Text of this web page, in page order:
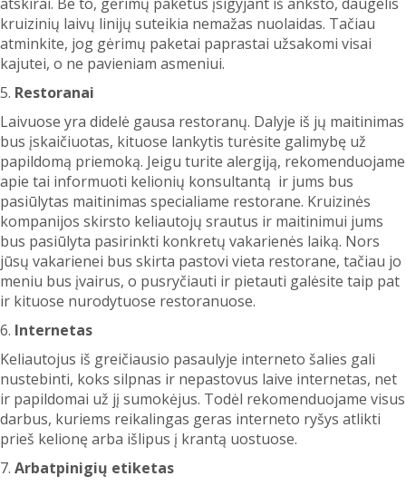
kruizinių laivų linijų suteikia nemažas nuolaidas. Tačiau
atminkite, jog gėrimų paketai paprastai užsakomi visai
kajutei, o ne pavieniam asmeniui.
5. Restoranai
Laivuose yra didelė gausa restoranų. Dalyje iš jų maitinimas
bus įskaičiuotas, kituose lankytis turėsite galimybę už
papildomą priemoką. Jeigu turite alergiją, rekomenduojame
apie tai informuoti kelionių konsultantą ir jums bus
pasiūlytas maitinimas specialiame restorane. Kruizinės
kompanijos skirsto keliautojų srautus ir maitinimui jums
bus pasiūlyta pasirinkti konkretų vakarienės laiką. Nors
jūsų vakarienei bus skirta pastovi vieta restorane, tačiau jo
meniu bus įvairus, o pusryčiauti ir pietauti galėsite taip pat
ir kituose nurodytuose restoranuose.
6. Internetas
Keliautojus iš greičiausio pasaulyje interneto šalies gali
nustebinti, koks silpnas ir nepastovus laive internetas, net
ir papildomai už jį sumokėjus. Todėl rekomenduojame visus
darbus, kuriems reikalingas geras interneto ryšys atlikti
prieš kelionę arba išlipus į krantą uostuose.
7. Arbatpinigių etiketas